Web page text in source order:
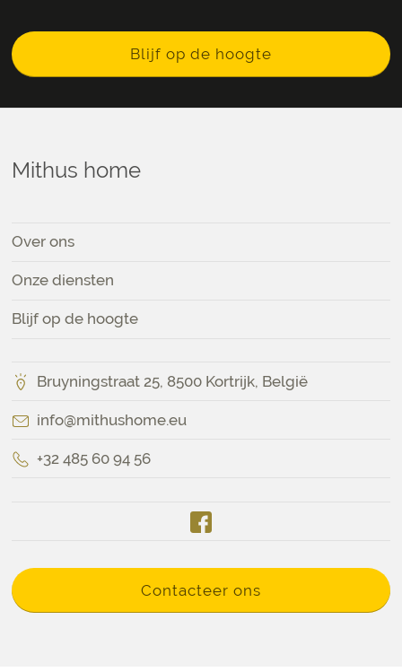
Blijf op de hoogte
Mithus home
Over ons
Onze diensten
Blijf op de hoogte
Bruyningstraat 25, 8500 Kortrijk, België
info@mithushome.eu
+32 485 60 94 56
Contacteer ons